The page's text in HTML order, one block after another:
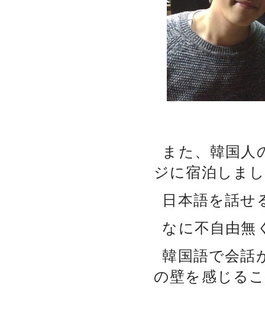
また、韓国
ジに宿泊しま
日本語を話せ
なに不自由無
韓国語で会話
の壁を感じる